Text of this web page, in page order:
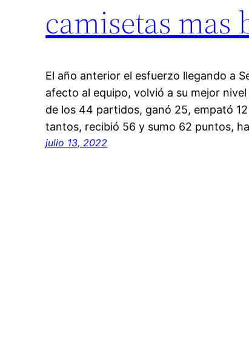
camisetas
El año anterior el esfuerzo llegando a
afecto al equipo, volvió a su mejor
de los 44 partidos, ganó 25, empató
tantos, recibió 56 y sumo 62 puntos,
julio 13, 2022